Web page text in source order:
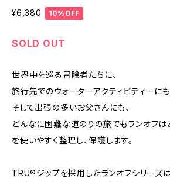
¥6,380 10%OFF
SOLD OUT
世界中を巡る冒険者たちに、
旅行先でのウォーターアクティビティーにも
そして出張の多いお父さんにも、
どんなに困難な道のりの旅でもランオフ
を使いやすく整理し、保護します。
TRU®︎ジップを採用したランオフシリーズは